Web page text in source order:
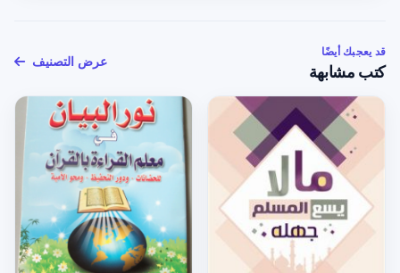
قد يعجبك أيضًا
كتب مشابهة
عرض التصنيف